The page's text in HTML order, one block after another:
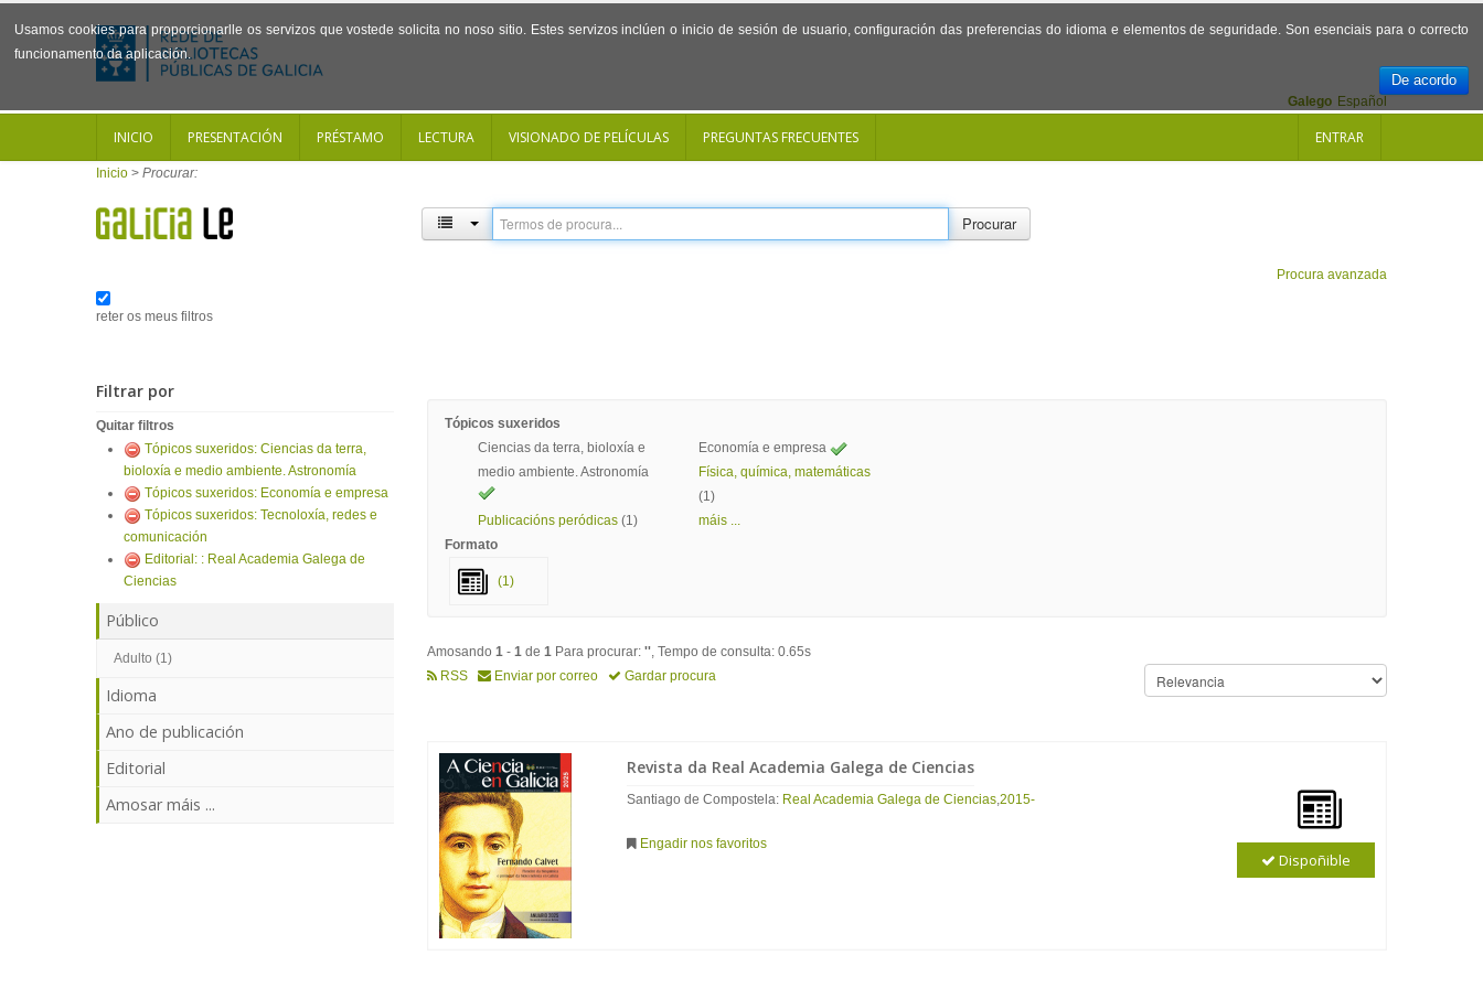
Usamos cookies para proporcionarlle os servizos que vostede solicita no noso sitio. Estes servizos inclúen o inicio de sesión de usuario, configuración das preferencias do idioma e elementos de seguridade. Son esenciais para o correcto
funcionamento da aplicación.
De acordo
Español
Galego
INICIO PRESENTACIÓN PRÉSTAMO LECTURA VISIONADO DE PELÍCULAS PREGUNTAS FRECUENTES ENTRAR
Inicio > Procurar:
Procurar
Procura avanzada
reter os meus filtros
Filtrar por
Quitar filtros
Tópicos suxeridos: Ciencias da terra,
bioloxía e medio ambiente. Astronomía
Tópicos suxeridos: Economía e empresa
Tópicos suxeridos: Tecnoloxía, redes e
comunicación
Editorial: : Real Academia Galega de
Ciencias
Público
Adulto (1)
Idioma
Ano de publicación
Editorial
Amosar máis ...
Tópicos suxeridos
Ciencias da terra, bioloxía e
medio ambiente. Astronomía
Economía e empresa
Física, química, matemáticas
(1)
Publicacións peródicas (1)
máis ...
Formato
(1)
Amosando 1 - 1 de 1 Para procurar: '', Tempo de consulta: 0.65s
RSS
Enviar por correo Gardar procura
Revista da Real Academia Galega de Ciencias
Santiago de Compostela: Real Academia Galega de Ciencias,2015-
Engadir nos favoritos
Dispoñible